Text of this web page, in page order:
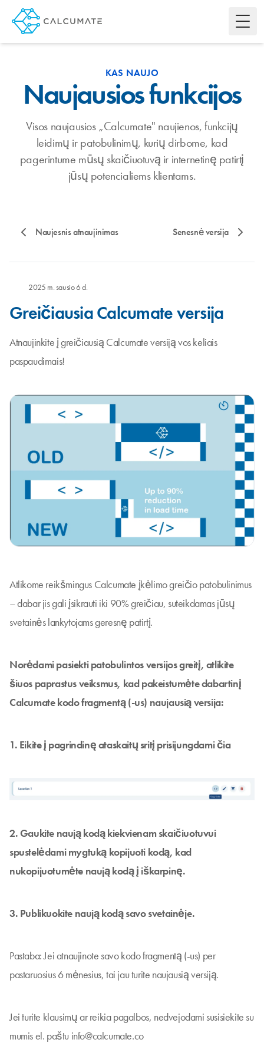
KAS NAUJO
Naujausios funkcijos
Visos naujausios „Calcumate" naujienos, funkcijų
leidimų ir patobulinimų, kurių dirbome, kad
pagerintume mūsų skaičiuotuvą ir internetinę patirtį
jūsų potencialiems klientams.
Naujesnis atnaujinimas Senesnė versija
2025 m. sausio 6 d.
Greičiausia Calcumate versija
Atnaujinkite į greičiausią Calcumate versiją vos keliais
paspaudimais!
Atlikome reikšmingus Calcumate įkėlimo greičio patobulinimus
– dabar jis gali įsikrauti iki 90% greičiau, suteikdamas jūsų
svetainės lankytojams geresnę patirtį.
Norėdami pasiekti patobulintos versijos greitį, atlikite
šiuos paprastus veiksmus, kad pakeistumėte dabartinį
Calcumate kodo fragmentą (-us) naujausią versija:
1. Eikite į pagrindinę ataskaitų sritį prisijungdamičia
2. Gaukite naują kodą kiekvienam skaičiuotuvui
spustelėdami mygtuką kopijuoti kodą, kad
nukopijuotumėte naują kodą į iškarpinę.
3. Publikuokite naują kodą savo svetainėje.
Pastaba: Jei atnaujinote savo kodo fragmentą (-us) per
pastaruosius 6 mėnesius, tai jau turite naujausią versiją.
Jei turite klausimų ar reikia pagalbos, nedvejodami susisiekite su
mumis el. paštu info@calcumate.co